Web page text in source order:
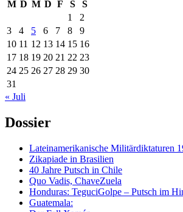
M D M D F S
S
1
2
3
4 5 6 7 8
9
10 11 12 13 14 15 16
17 18 19 20 21 22 23
24 25 26 27 28 29 30
31
« Juli
Dossier
Lateinamerikanische Militärdiktaturen
Zikapiade in Brasilien
40 Jahre Putsch in Chile
Quo Vadis, ChaveZuela
Honduras: TeguciGolpe – Putsch im
Guatemala: